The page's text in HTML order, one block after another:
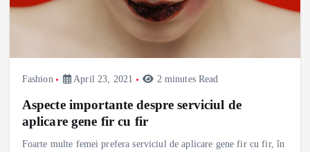
Fashion April 23, 2021 2 minutes Read
Aspecte importante despre serviciul de
aplicare gene fir cu fir
Foarte multe femei prefera serviciul de aplicare gene fir cu fir, în